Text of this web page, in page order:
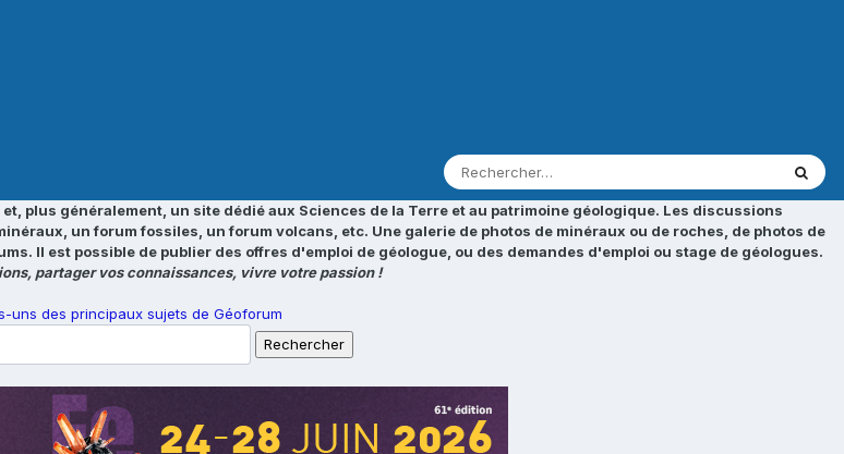
plus généralement, un site dédié aux Sciences de la Terre et au patrimoine géologique. Les discussions
un forum fossiles, un forum volcans, etc. Une galerie de photos de minéraux ou de roches, de photos de
Il est possible de publier des offres d'emploi de géologue, ou des demandes d'emploi ou stage de géologues.
partager vos connaissances, vivre votre passion !
uns des principaux sujets de Géoforum